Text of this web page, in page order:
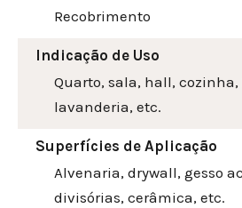
Recobrimento
Indicação de Uso
Quarto, sala, hall,
lavanderia, etc.
Superfícies de Aplicação
Alvenaria, drywall, gesso
divisórias, cerâmica, etc.